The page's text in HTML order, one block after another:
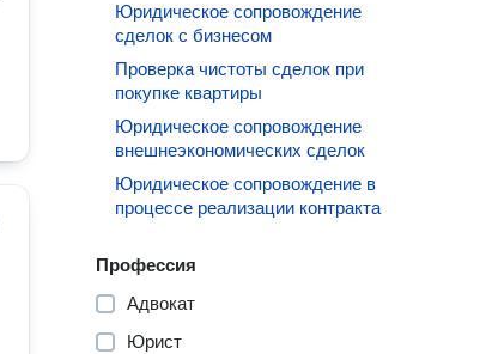
Юридическое сопровождение
сделок с бизнесом
Проверка чистоты сделок при
покупке квартиры
Юридическое сопровождение
внешнеэкономических сделок
Юридическое сопровождение в
процессе реализации контракта
Профессия
Адвокат
Юрист